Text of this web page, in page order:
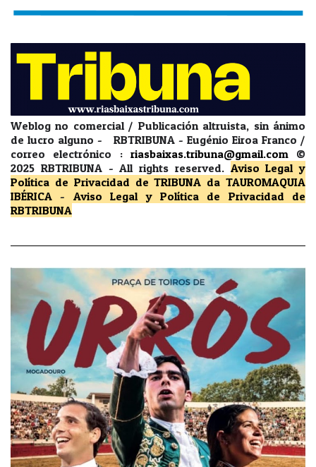
Weblog no comercial / Publicación altruista, sin ánimo
de lucro alguno - RBTRIBUNA - Eugénio Eiroa Franco /
correo electrónico : riasbaixas.tribuna@gmail.com
©
2025 RBTRIBUNA -All rights reserved. Aviso Legal y
Política de Privacidad de TRIBUNA da TAUROMAQUIA
IBÉRICA - Aviso Legal y Política de Privacidad
de
RBTRIBUNA